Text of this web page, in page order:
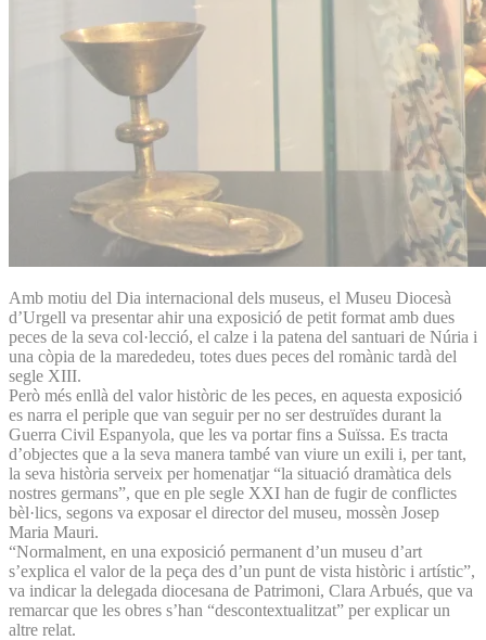
Amb motiu del Dia internacional dels museus, el Museu Diocesà
d’Urgell va presentar ahir una exposició de petit format amb dues
peces de la seva col·lecció, el calze i la patena del santuari de Núria i
una còpia de la marededeu, totes dues peces del romànic tardà del
segle XIII.
Però més enllà del valor històric de les peces, en aquesta exposició
es narra el periple que van seguir per no ser destruïdes durant la
Guerra Civil Espanyola, que les va portar fins a Suïssa. Es tracta
d’objectes que a la seva manera també van viure un exili i, per tant,
la seva història serveix per homenatjar “la situació dramàtica dels
nostres germans”, que en ple segle XXI han de fugir de conflictes
bèl·lics, segons va exposar el director del museu, mossèn Josep
Maria Mauri.
“Normalment, en una exposició permanent d’un museu d’art
s’explica el valor de la peça des d’un punt de vista històric i artístic”,
va indicar la delegada diocesana de Patrimoni, Clara Arbués, que va
remarcar que les obres s’han “descontextualitzat” per explicar un
altre relat.